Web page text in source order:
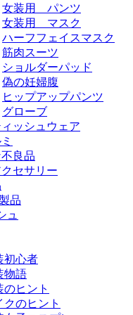
女装用 パンツ
女装用 マスク
ハーフフェイスマスク
筋肉スーツ
ショルダーパッド
偽の妊婦腹
ヒップアップパンツ
グローブ
ッシュウェア
良品
セサリー
品
ュ
初心者
物語
のヒント
クのヒント